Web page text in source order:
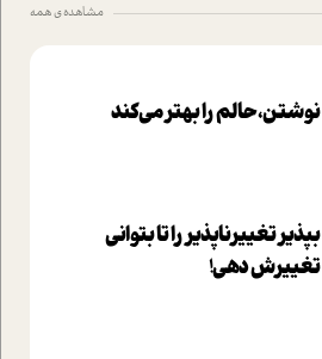
مشاهده ی همه
نوشتن، حالم را بهتر می‌کند
بپذير تغييرناپذير را تا بتواني
تغييرش دهي!‏